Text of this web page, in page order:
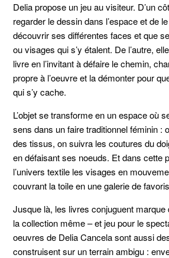
Delia propose un jeu au visiteur. D’un
regarder le dessin dans l’espace et de
découvrir ses différentes faces et que
ou visages qui s’y étalent. De l’autre,
livre en l’invitant à défaire le chemin,
propre à l’oeuvre et la démonter pour
qui s’y cache.
L’objet se transforme en un espace où
sens dans un faire traditionnel féminin :
des tissus, on suivra les coutures du
en défaisant ses noeuds. Et dans cette
l’univers textile les visages en
couvrant la toile en une galerie de
Jusque là, les livres conjuguent marque
la collection même – et jeu pour le
oeuvres de Delia Cancela sont aussi
construisent sur un terrain ambigu :